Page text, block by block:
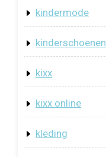
kindermode
kinderschoenen
kixx
kixx online
kleding